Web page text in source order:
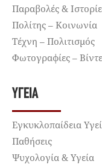
Παραβολές &
Πολίτης – Κοινωνία
Τέχνη – Πολιτισμός
Φωτογραφίες –
ΥΓΕΊΑ
Εγκυκλοπαίδεια
Παθήσεις
Ψυχολογία & Υγεία